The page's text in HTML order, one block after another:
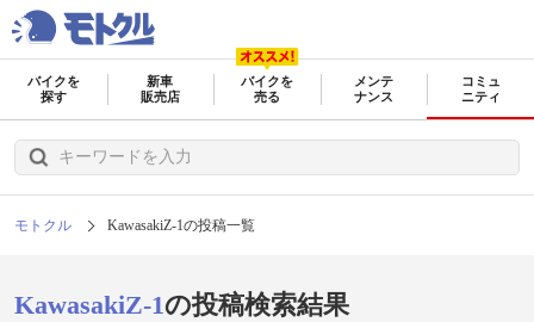
バイクを
探す
新車
販売店
バイクを
売る
メンテ
ナンス
コミュ
ニティ
モトクル KawasakiZ-1の投稿一覧
KawasakiZ-1の投稿検索結果